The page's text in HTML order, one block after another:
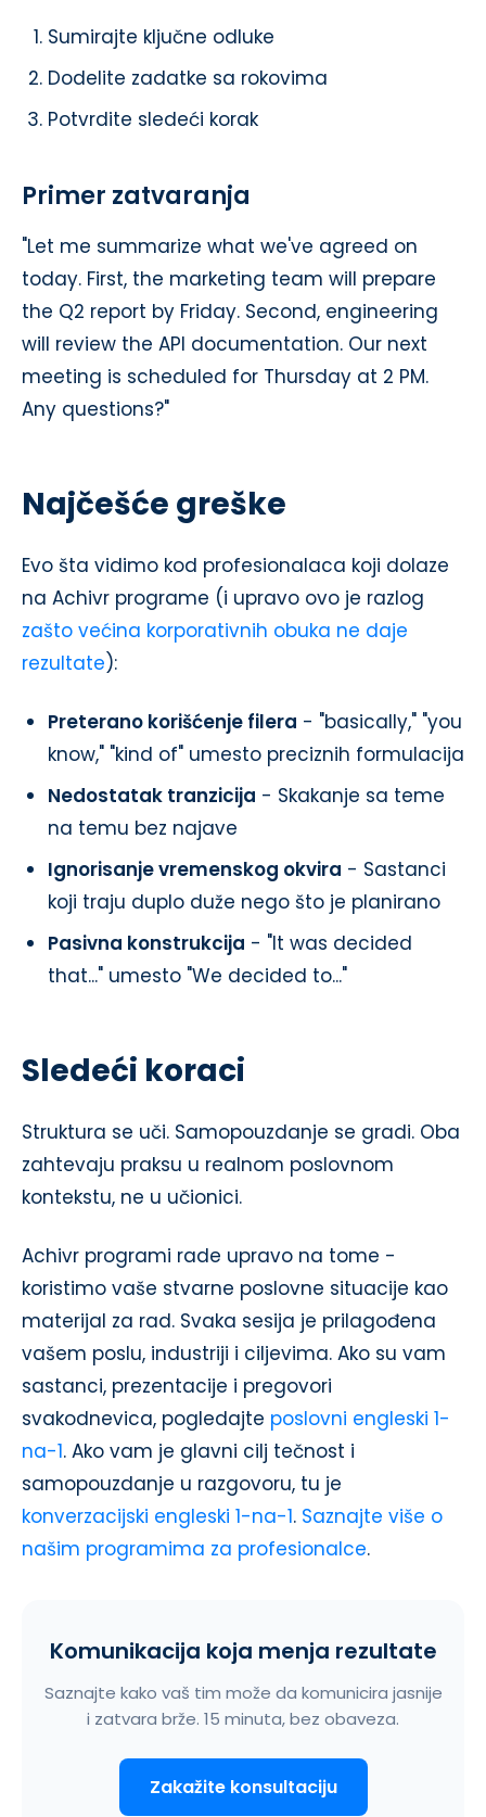
Sumirajte ključne odluke
Dodelite zadatke sa rokovima
Potvrdite sledeći korak
Primer zatvaranja
"Let me summarize what we've agreed on
today. First, the marketing team will prepare
the Q2 report by Friday. Second, engineering
will review the API documentation. Our next
meeting is scheduled for Thursday at 2 PM.
Any questions?"
Najčešće greške
Evo šta vidimo kod profesionalaca koji dolaze
na Achivr programe (i upravo ovo je razlog
zašto većina korporativnih obuka ne daje
rezultate):
Preterano korišćenje filera - "basically," "you
know," "kind of" umesto preciznih formulacija
Nedostatak tranzicija - Skakanje sa teme
na temu bez najave
Ignorisanje vremenskog okvira - Sastanci
koji traju duplo duže nego što je planirano
Pasivna konstrukcija - "It was decided
that..." umesto "We decided to..."
Sledeći koraci
Struktura se uči. Samopouzdanje se gradi. Oba
zahtevaju praksu u realnom poslovnom
kontekstu, ne u učionici.
Achivr programi rade upravo na tome -
koristimo vaše stvarne poslovne situacije kao
materijal za rad. Svaka sesija je prilagođena
vašem poslu, industriji i ciljevima. Ako su vam
sastanci, prezentacije i pregovori
svakodnevica, pogledajte poslovni engleski 1-
na-1. Ako vam je glavni cilj tečnost i
samopouzdanje u razgovoru, tu je
konverzacijski engleski 1-na-1. Saznajte više o
našim programima za profesionalce.
Komunikacija koja menja rezultate
Saznajte kako vaš tim može da komunicira jasnije
i zatvara brže. 15 minuta, bez obaveza.
Zakažite konsultaciju